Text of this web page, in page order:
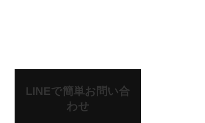
LINEで簡単お問い合
わせ